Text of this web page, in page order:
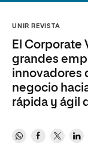
UNIR REVISTA
El Corporate
grandes
innovadores
negocio
rápida y ágil